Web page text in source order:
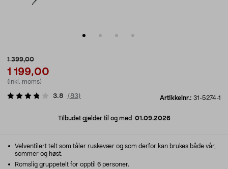
1 399,00
1 199,00
(inkl. moms)
Artikkelnr.: 31-5274-1
3.8 (83)
Tilbudet gjelder til og med 01.09.2026
Velventilert telt som tåler ruskevær og som derfor kan brukes både vår,
sommer og høst.
Romslig gruppetelt for opptil 6 personer.